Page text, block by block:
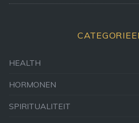
HEALTH
HORMONEN
SPIRITUALITEIT